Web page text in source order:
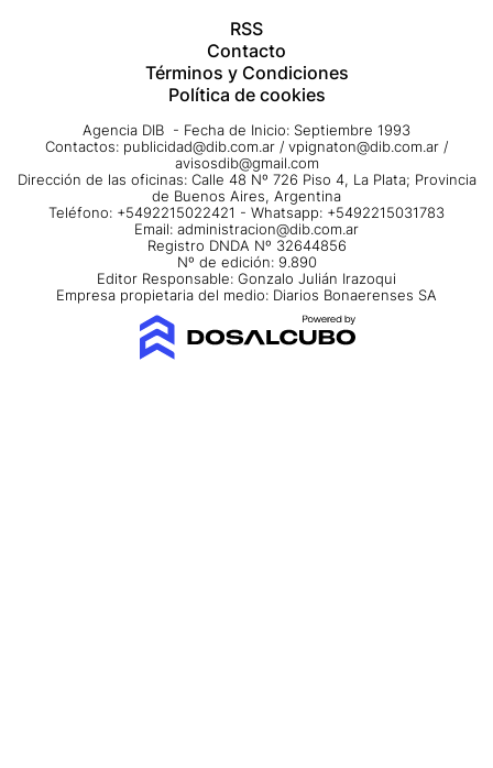
RSS
Contacto
Términos y Condiciones
Política de cookies
Agencia DIB - Fecha de Inicio: Septiembre 1993
Contactos: publicidad@dib.com.ar / vpignaton@dib.com.ar /
avisosdib@gmail.com
Dirección de las oficinas: Calle 48 Nº 726 Piso 4, La Plata; Provincia
de Buenos Aires, Argentina
Teléfono: +5492215022421 - Whatsapp: +5492215031783
Email: administracion@dib.com.ar
Registro DNDA Nº 32644856
Nº de edición: 9.890
Editor Responsable: Gonzalo Julián Irazoqui
Empresa propietaria del medio: Diarios Bonaerenses SA